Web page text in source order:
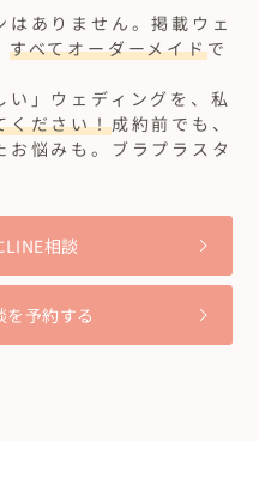
はありません。掲載ウェ
すべてオーダーメイドで
」ウェディングを、私
ください！成約前でも、
悩みも。ブラプラスタ
LINE相談
を予約する